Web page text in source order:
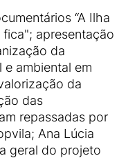
“A Ilha
fica"; apresentação
da
ambiental em
da
das
repassadas por
Ana Lúcia
geral do projeto